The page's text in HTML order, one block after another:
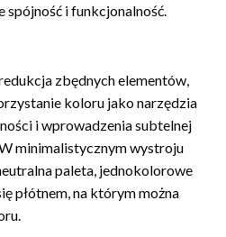
spójność i funkcjonalność.
zbędnych elementów,
koloru jako narzędzia
i wprowadzenia subtelnej
minimalistycznym wystroju
paleta, jednokolorowe
płótnem, na którym można